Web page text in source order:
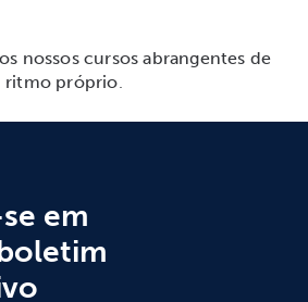
nossos cursos abrangentes de
ritmo próprio.
em